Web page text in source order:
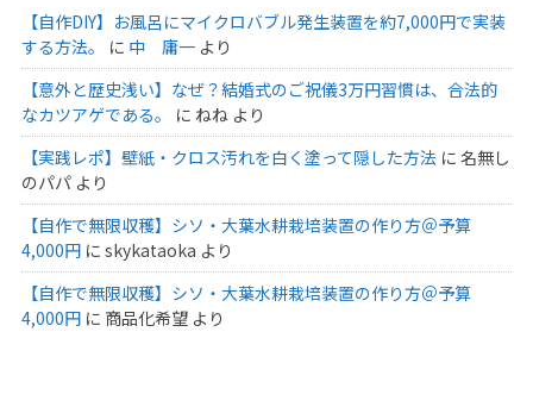
【自作DIY】お風呂にマイクロバブル発生装置を約7,000円で実装
する方法。
に 中 庸一より
【意外と歴史浅い】なぜ？結婚式のご祝儀3万円習慣は、合法的
なカツアゲである。
に ねねより
【実践レポ】壁紙・クロス汚れを白く塗って隠した方法 に 名無し
のパパより
【自作で無限収穫】シソ・大葉水耕栽培装置の作り方＠予算
4,000円に skykataoka より
【自作で無限収穫】シソ・大葉水耕栽培装置の作り方＠予算
4,000円に 商品化希望より